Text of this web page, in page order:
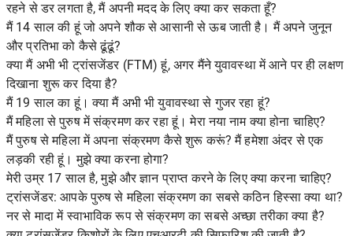
रहने से डर लगता है, मैं अपनी मदद के लिए क्या कर सकता हूँ?
मैं 14 साल की हूं जो अपने शौक से आसानी से ऊब जाती है। मैं अपने जुनून
और प्रतिभा को कैसे ढूंढूं?
क्या मैं अभी भी ट्रांसजेंडर (FTM) हूं, अगर मैंने युवावस्था में आने पर ही लक्षण
दिखाना शुरू कर दिया है?
मैं 19 साल का हूं। क्या मैं अभी भी युवावस्था से गुजर रहा हूं?
मैं महिला से पुरुष में संक्रमण कर रहा हूं। मेरा नया नाम क्या होना चाहिए?
मैं पुरुष से महिला में अपना संक्रमण कैसे शुरू करूं? मैं हमेशा अंदर से एक
लड़की रही हूं। मुझे क्या करना होगा?
मेरी उम्र 17 साल है, मुझे और ज्ञान प्राप्त करने के लिए क्या करना चाहिए?
ट्रांसजेंडर: आपके पुरुष से महिला संक्रमण का सबसे कठिन हिस्सा क्या था?
नर से मादा में स्वाभाविक रूप से संक्रमण का सबसे अच्छा तरीका क्या है?